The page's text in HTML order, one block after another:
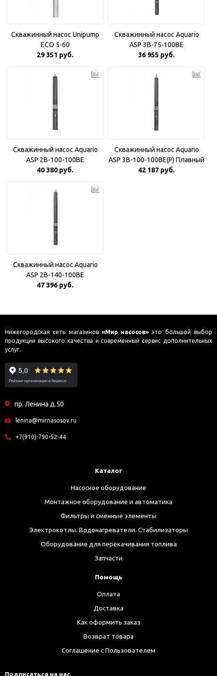
Скважинный насос Unipump
ECO 5-60
29 351 руб.
Скважинный насос Aquario
ASP 3B-75-100BE
36 955 руб.
Скважинный насос Aquario
ASP 2B-100-100BE
40 380 руб.
Скважинный насос Aquario
ASP 3B-100-100BE(P) Плавный
пуск
42 187 руб.
Скважинный насос Aquario
ASP 2B-140-100BE
47 396 руб.
Нижегородская сеть магазинов «Мир насосов» это большой выбор
продукции высокого качества и современный сервис дополнительных
услуг.
пр. Ленина д.50
lenina@mirnasosov.ru
+7(910)-790-52-44
Каталог
Насосное оборудование
Монтажное оборудование и автоматика
Фильтры и сменные элементы
Электрокотлы. Водонагреватели. Стабилизаторы
Оборудование для перекачивания топлива
Запчасти
Помощь
Оплата
Доставка
Как оформить заказ
Возврат товара
Соглашение с Пользователем
Подписаться на нас